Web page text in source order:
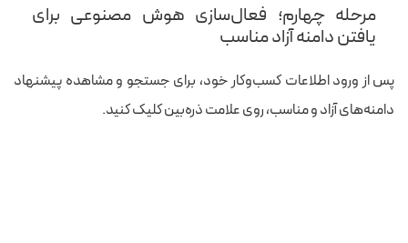
مرحله چهارم؛ فعال‌سازی هوش مصنوعی برای
یافتن دامنه آزاد مناسب
پس از ورود اطلاعات کسب‌وکار خود، برای جستجو و مشاهده پیشنهاد
دامنه‌های آزاد و مناسب، روی علامت ذره‌بین کلیک کنید.